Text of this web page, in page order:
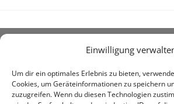
Einwilligung
Um dir ein optimales Erlebnis zu bieten,
Cookies, um Geräteinformationen zu speichern
zuzugreifen. Wenn du diesen Technologien